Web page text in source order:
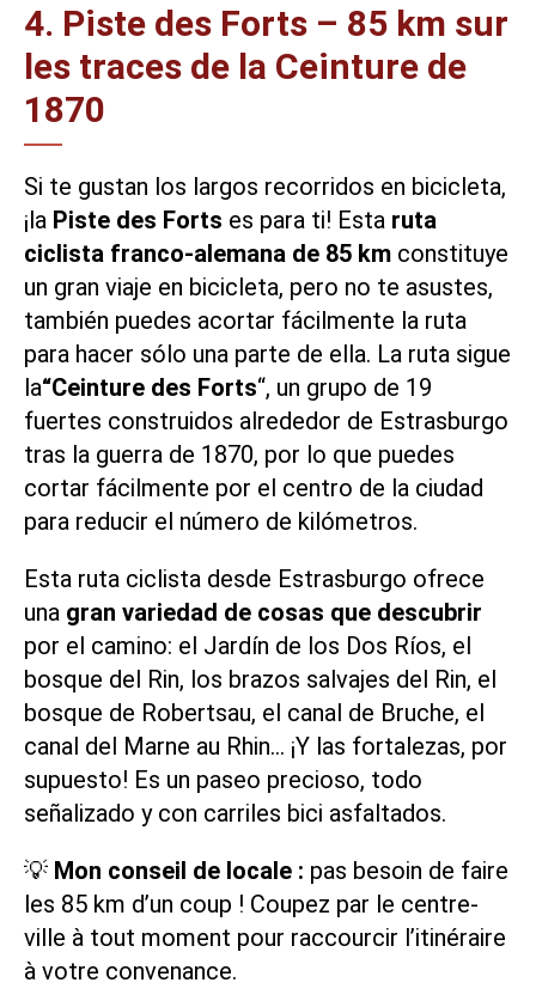
4. Piste des Forts – 85 km sur
les traces de la Ceinture de
1870
Si te gustan los largos recorridos en bicicleta,
¡la Piste des Forts es para ti! Esta ruta
ciclista franco-alemana de 85 km constituye
un gran viaje en bicicleta, pero no te asustes,
también puedes acortar fácilmente la ruta
para hacer sólo una parte de ella. La ruta sigue
la“Ceinture des Forts“, un grupo de 19
fuertes construidos alrededor de Estrasburgo
tras la guerra de 1870, por lo que puedes
cortar fácilmente por el centro de la ciudad
para reducir el número de kilómetros.
Esta ruta ciclista desde Estrasburgo ofrece
una gran variedad de cosas que descubrir
por el camino: el Jardín de los Dos Ríos, el
bosque del Rin, los brazos salvajes del Rin, el
bosque de Robertsau, el canal de Bruche, el
canal del Marne au Rhin… ¡Y las fortalezas, por
supuesto! Es un paseo precioso, todo
señalizado y con carriles bici asfaltados.
💡 Mon conseil de locale : pas besoin de faire
les 85 km d’un coup ! Coupez par le centre-
ville à tout moment pour raccourcir l’itinéraire
à votre convenance.